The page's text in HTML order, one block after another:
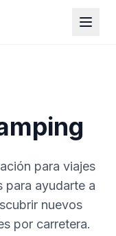
para viajes
para ayudarte a
nuevos
por carretera.